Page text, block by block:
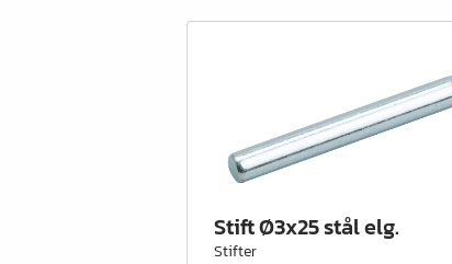
Stift Ø3x25 stål elg.
Stifter